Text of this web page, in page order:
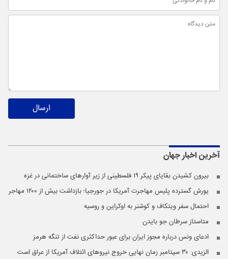
ارسال
آخرین اخبارجهان
بیرون کشیدن بقایای پیکر ۱۹ فلسطینی از زیر آوار‌های ساختمانی در غزه
یورش گسترده پلیس مهاجرت آمریکا در جورجیا؛ بازداشت بیش از ۱۲۰۰ مهاجر
احتمال سفر ویتکاف و کوشنر به اوکراین و روسیه
متاستاز سرطان جو بایدن
ادعای ونس درباره مجوز ایران برای عبور حداکثری نفت از تنگه هرمز
الزیدی: ۳۰ سپتامبر زمان نهایی خروج نیروهای ائتلاف آمریکا از عراق است